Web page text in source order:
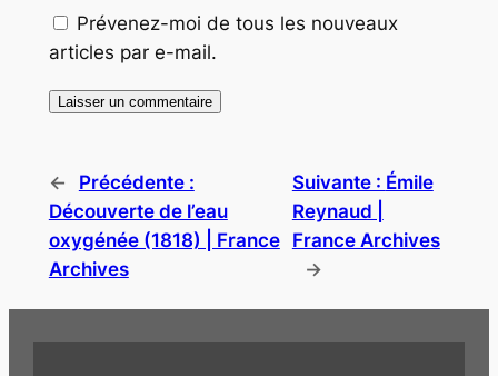
Prévenez-moi de tous les nouveaux
articles par e-mail.
←
Précédente :
Découverte de l’eau
oxygénée (1818) | France
Archives
Suivante : Émile
Reynaud |
France Archives
→